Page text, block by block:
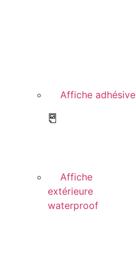
Affiche
extérieure
waterproof
Affiche adhésive